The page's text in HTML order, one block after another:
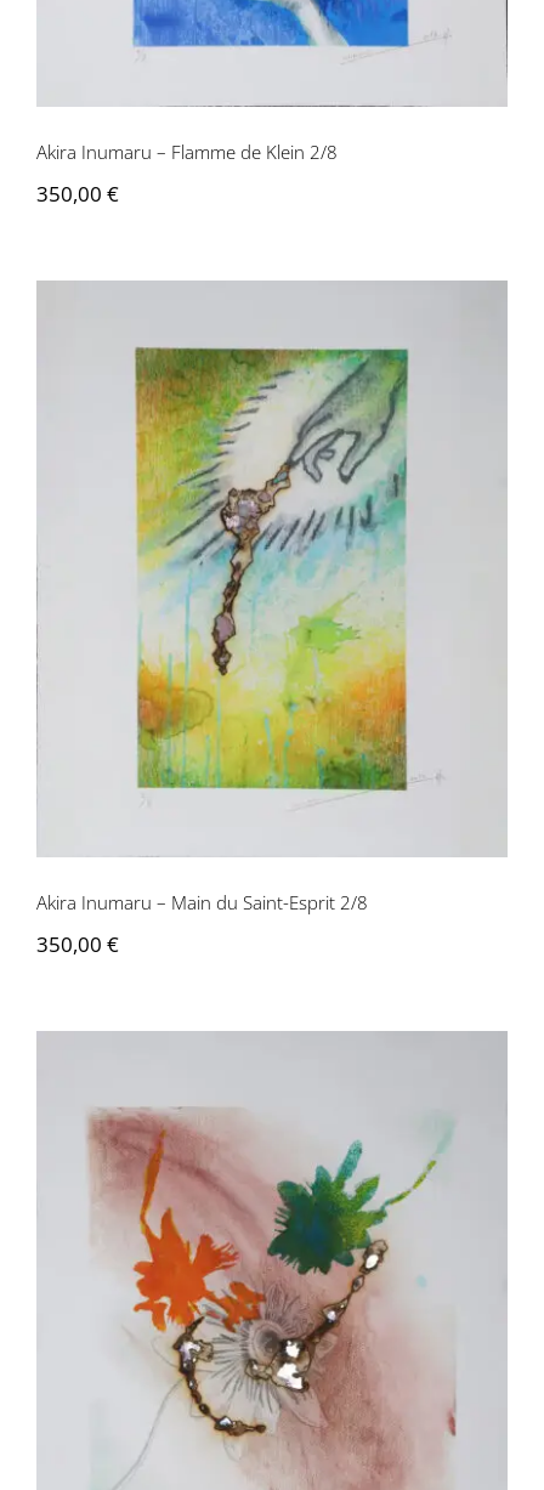
Akira Inumaru – Flamme de Klein 2/8
350,00 €
Akira Inumaru – Main du Saint-Esprit
2/8
Akira Inumaru – Main du Saint-Esprit 2/8
350,00 €
Akira Inumaru – Passion 1/8